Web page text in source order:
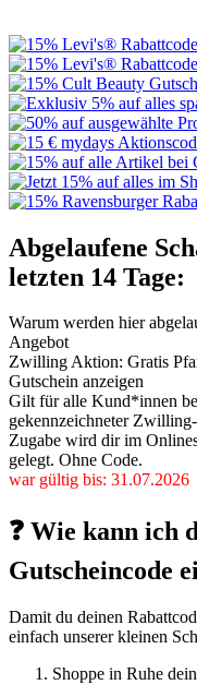
Abgelaufene
letzten 14 Tage:
Warum werden hier
Angebot
Zwilling Aktion: Gratis
Gutschein anzeigen
Gilt für alle Kund*innen
gekennzeichneter
Zugabe wird dir im
gelegt. Ohne Code.
war gültig bis: 31.07.2026
❓ Wie kann ich
Gutscheincode
Damit du deinen
einfach unserer kleinen
Shoppe in Ruhe